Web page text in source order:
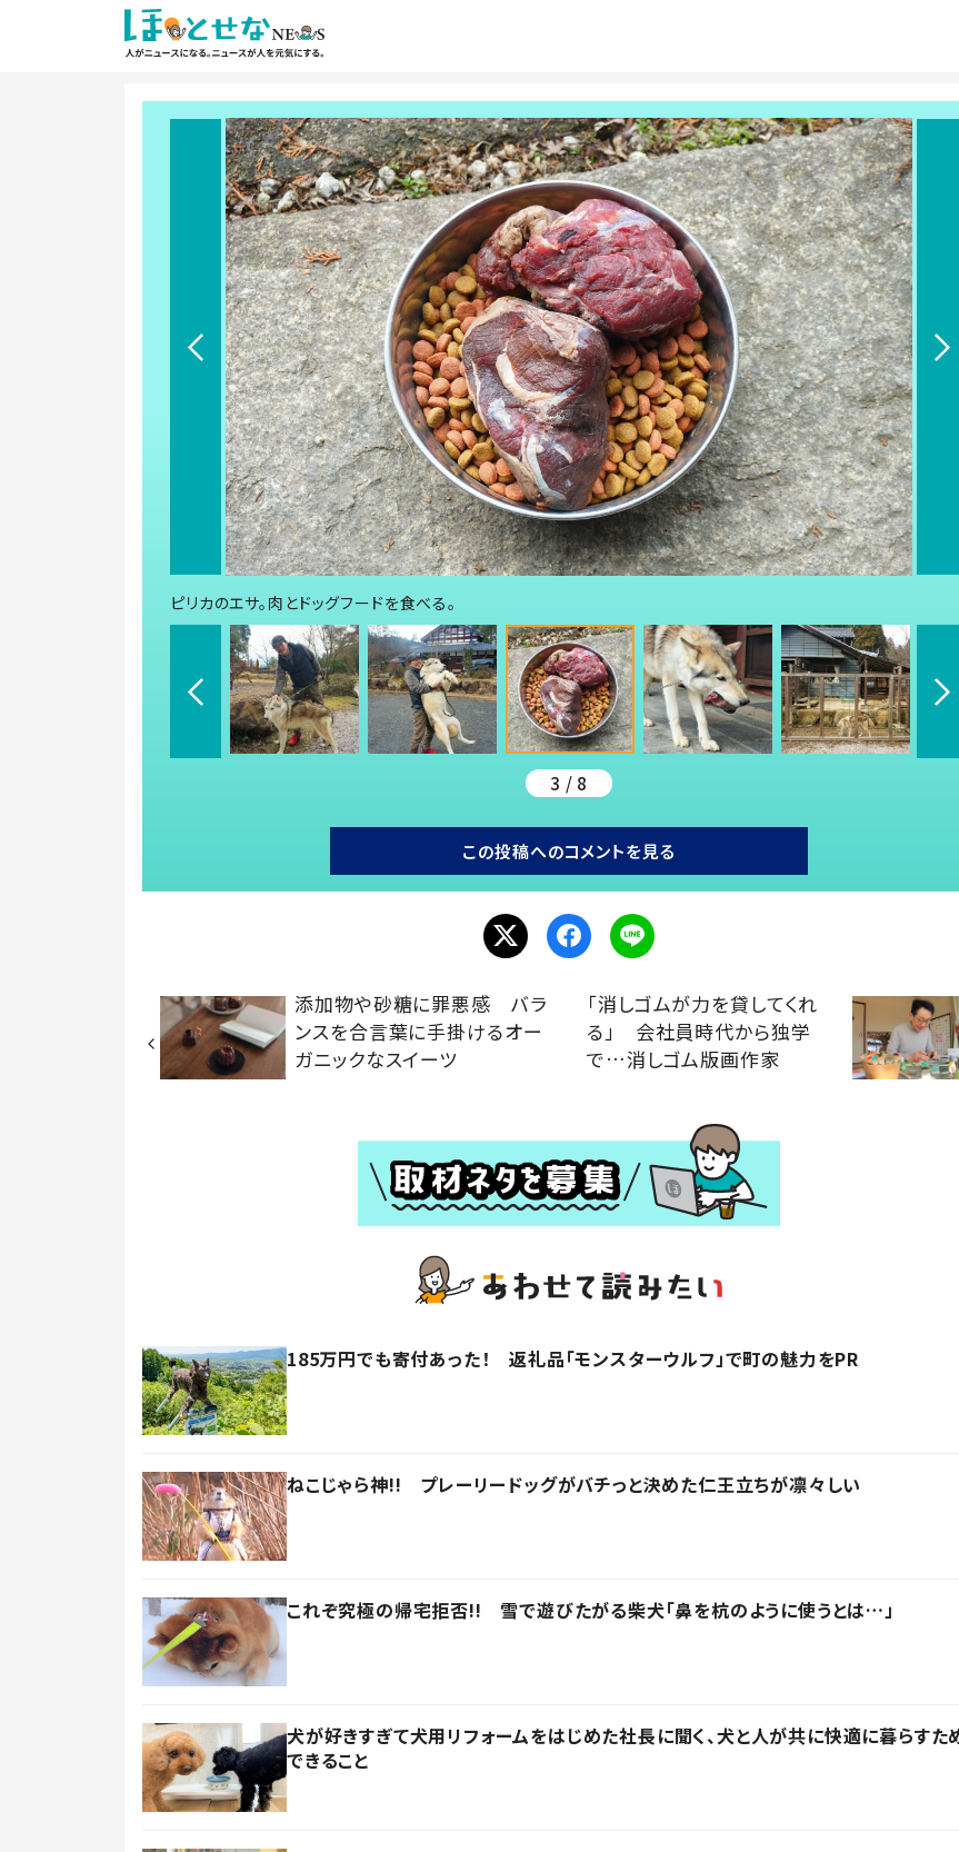
ピリカのエサ。肉とドッグフードを食べる。
3 / 8
この投稿へのコメントを見る
添加物や砂糖に罪悪感 バラ
ンスを合言葉に手掛けるオー
ガニックなスイーツ
「消しゴムが力を貸してくれ
る」 会社員時代から独学
で…消しゴム版画作家
185万円でも寄付あった！ 返礼品「モンスターウルフ」で町の魅力をPR
ねこじゃら神!! プレーリードッグがバチっと決めた仁王立ちが凛々しい
これぞ究極の帰宅拒否!! 雪で遊びたがる柴犬「鼻を杭のように使うとは…」
犬が好きすぎて犬用リフォームをはじめた社長に聞く、犬と人が共に快適に暮らすた
できること